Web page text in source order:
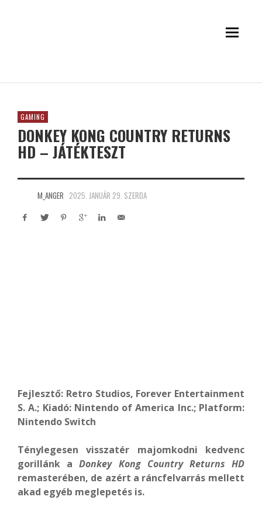
GAMING
DONKEY KONG COUNTRY RETURNS
HD – JÁTÉKTESZT
M_ANGER 2025. JANUÁR 29. SZERDA
Fejlesztő: Retro Studios, Forever Entertainment
S. A.; Kiadó: Nintendo of America Inc.; Platform:
Nintendo Switch
Ténylegesen visszatér majomkodni kedvenc
gorillánk aDonkey Kong Country Returns HD
remasterében, de azért a ráncfelvarrás mellett
akad egyéb meglepetés is.